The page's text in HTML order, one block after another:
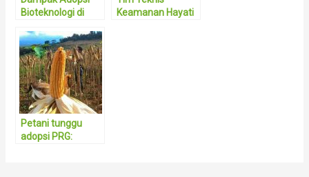
Bioteknologi di
Dorong
Kesejahteraan
Petani untuk
Perkuat
Ketahanan
Pangan Nasional
Keamanan Hayati
Petani tunggu
adopsi PRG: